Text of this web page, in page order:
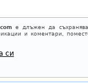
е длъжен да
и коментари,
си